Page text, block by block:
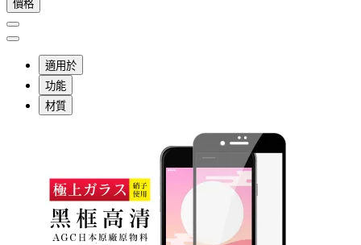
價格
適用於
功能
材質